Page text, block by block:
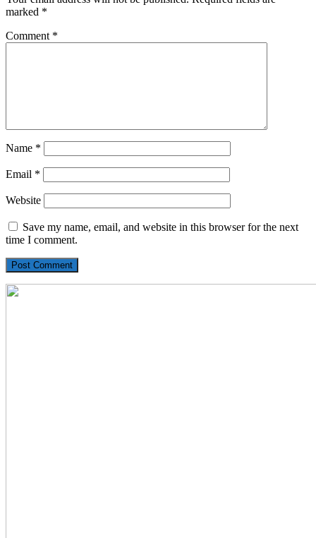
marked *
Comment *
Name *
Email *
Website
Save my name, email, and website in this browser for the next
time I comment.